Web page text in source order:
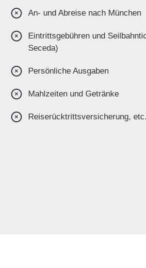
An- und Abreise nach München
Eintrittsgebühren und
Seceda)
Persönliche Ausgaben
Mahlzeiten und Getränke
Reiserücktrittsversicherung, etc.